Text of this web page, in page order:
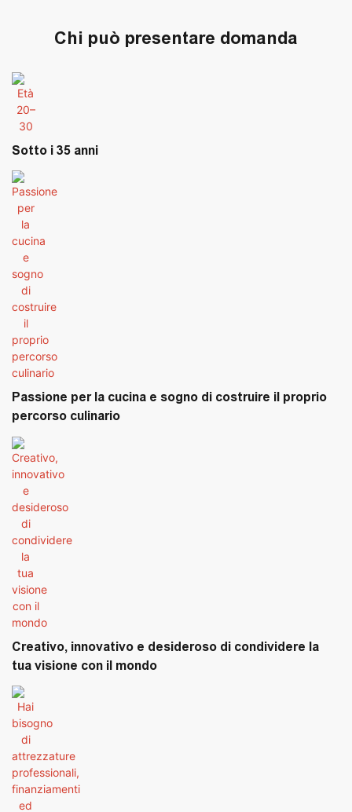
Chi può presentare domanda
Sotto i 35 anni
Passione per la cucina e sogno di costruire il proprio
percorso culinario
Creativo, innovativo e desideroso di condividere la
tua visione con il mondo